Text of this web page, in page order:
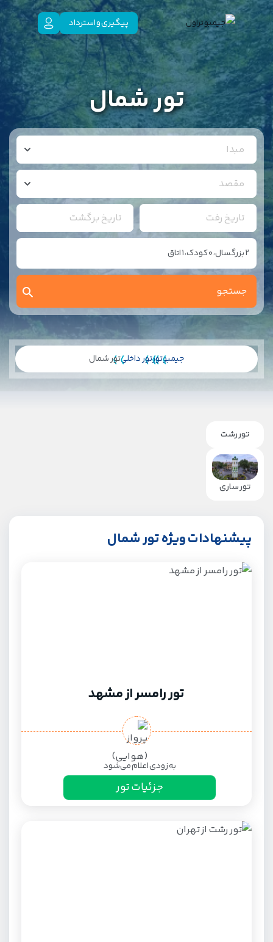
پیگیری و استرداد
تور شمال
مبدا
مقصد
تاریخ رفت تاریخ برگشت
2بزرگسال،0کودک،1اتاق
جیمبوتورتور داخلیتور شمال
تور رشت
تور ساری
پیشنهادات ویژه تور شمال
تور رامسر از مشهد
به زودی اعلام می‌شود
جزئیات تور